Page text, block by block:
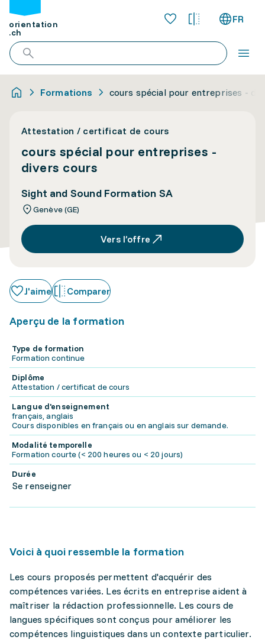
orientation
.ch
FR
Formations cours spécial pour entreprises -
Attestation / certificat de cours
cours spécial pour entreprises -
divers cours
Sight and Sound Formation SA
Genève (GE)
Vers l’offre
J'aime Comparer
Aperçu de la formation
Type de formation
Formation continue
Diplôme
Attestation / certificat de cours
Langue d'enseignement
français, anglais
Cours disponibles en français ou en anglais sur demande.
Modalité temporelle
Formation courte (< 200 heures ou < 20 jours)
Durée
Se renseigner
Voici à quoi ressemble la formation
Les cours proposés permettent d'acquérir des
compétences variées. Les écrits en entreprise aident à
maîtriser la rédaction professionnelle. Les cours de
langues spécifiques sont conçus pour améliorer les
compétences linguistiques dans un contexte particulier.